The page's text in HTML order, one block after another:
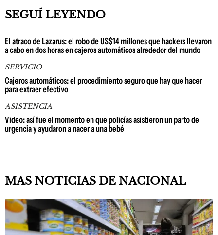
SEGUÍ LEYENDO
El atraco de Lazarus: el robo de US$14 millones que hackers llevaron
a cabo en dos horas en cajeros automáticos alrededor del mundo
SERVICIO
Cajeros automáticos: el procedimiento seguro que hay que hacer
para extraer efectivo
ASISTENCIA
Video: así fue el momento en que policías asistieron un parto de
urgencia y ayudaron a nacer a una bebé
MAS NOTICIAS DE NACIONAL